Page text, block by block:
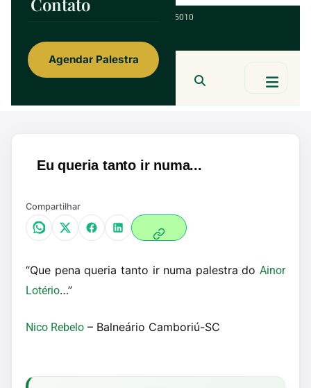
47 9 9967 5010
Ainor Lotério
Agendar Palestra
Eu queria tanto ir numa...
Compartilhar
“Que pena queria tanto ir numa palestra do Ainor
Lotério…”
Nico Rebelo – Balneário Camboriú-SC